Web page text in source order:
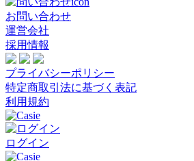
お問い合わせ
運営会社
採用情報
プライバシーポリシー
特定商取引法に基づく表記
利用規約
ログイン